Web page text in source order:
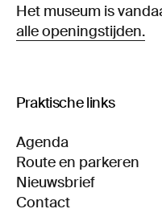
Het museum is
alle openingstijden.
Praktische links
Agenda
Route en parkeren
Nieuwsbrief
Contact